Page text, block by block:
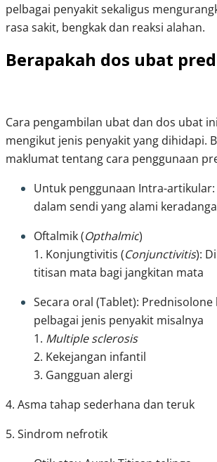
pelbagai penyakit sekaligus
rasa sakit, bengkak dan reaksi alahan.
Berapakah dos ubat
Cara pengambilan ubat dan dos ubat
mengikut jenis penyakit yang dihidapi.
maklumat tentang cara penggunaan
Untuk penggunaan Intra-artikular:
dalam sendi yang alami
Oftalmik (Opthalmic)
1. Konjungtivitis (Conjunctivitis):
titisan mata bagi jangkitan mata
Secara oral (Tablet):
pelbagai jenis penyakit misalnya
1. Multiple sclerosis
2. Kekejangan infantil
3. Gangguan alergi
4. Asma tahap sederhana dan teruk
5. Sindrom nefrotik